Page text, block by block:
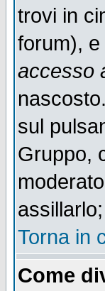
trovi in
forum),
accesso
sul
Gruppo,
Torna in
Come